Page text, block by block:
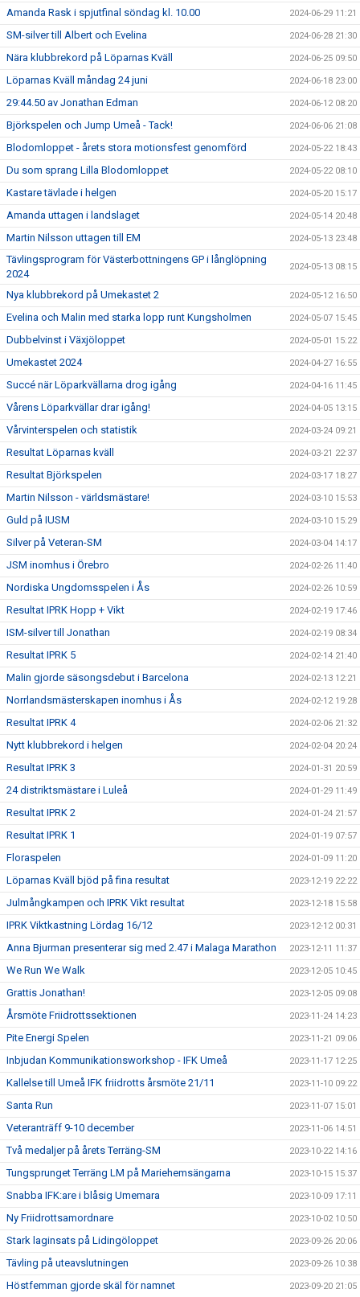
Amanda Rask i spjutfinal söndag kl. 10.00 2024-06-29 11:21
SM-silver till Albert och Evelina 2024-06-28 21:30
Nära klubbrekord på Löparnas Kväll 2024-06-25 09:50
Löparnas Kväll måndag 24 juni 2024-06-18 23:00
29:44.50 av Jonathan Edman 2024-06-12 08:20
Björkspelen och Jump Umeå - Tack! 2024-06-06 21:08
Blodomloppet - årets stora motionsfest genomförd 2024-05-22 18:43
Du som sprang Lilla Blodomloppet 2024-05-22 08:10
Kastare tävlade i helgen 2024-05-20 15:17
Amanda uttagen i landslaget 2024-05-14 20:48
Martin Nilsson uttagen till EM 2024-05-13 23:48
Tävlingsprogram för Västerbottningens GP i långlöpning
2024
2024-05-13 08:15
Nya klubbrekord på Umekastet 2 2024-05-12 16:50
Evelina och Malin med starka lopp runt Kungsholmen 2024-05-07 15:45
Dubbelvinst i Växjöloppet 2024-05-01 15:22
Umekastet 2024 2024-04-27 16:55
Succé när Löparkvällarna drog igång 2024-04-16 11:45
Vårens Löparkvällar drar igång! 2024-04-05 13:15
Vårvinterspelen och statistik 2024-03-24 09:21
Resultat Löparnas kväll 2024-03-21 22:37
Resultat Björkspelen 2024-03-17 18:27
Martin Nilsson - världsmästare! 2024-03-10 15:53
Guld på IUSM 2024-03-10 15:29
Silver på Veteran-SM 2024-03-04 14:17
JSM inomhus i Örebro 2024-02-26 11:40
Nordiska Ungdomsspelen i Ås 2024-02-26 10:59
Resultat IPRK Hopp + Vikt 2024-02-19 17:46
ISM-silver till Jonathan 2024-02-19 08:34
Resultat IPRK 5 2024-02-14 21:40
Malin gjorde säsongsdebut i Barcelona 2024-02-13 12:21
Norrlandsmästerskapen inomhus i Ås 2024-02-12 19:28
Resultat IPRK 4 2024-02-06 21:32
Nytt klubbrekord i helgen 2024-02-04 20:24
Resultat IPRK 3 2024-01-31 20:59
24 distriktsmästare i Luleå 2024-01-29 11:49
Resultat IPRK 2 2024-01-24 21:57
Resultat IPRK 1 2024-01-19 07:57
Floraspelen 2024-01-09 11:20
Löparnas Kväll bjöd på fina resultat 2023-12-19 22:22
Julmångkampen och IPRK Vikt resultat 2023-12-18 15:58
IPRK Viktkastning Lördag 16/12 2023-12-12 00:31
Anna Bjurman presenterar sig med 2.47 i Malaga Marathon 2023-12-11 11:37
We Run We Walk 2023-12-05 10:45
Grattis Jonathan! 2023-12-05 09:08
Årsmöte Friidrottssektionen 2023-11-24 14:23
Pite Energi Spelen 2023-11-21 09:06
Inbjudan Kommunikationsworkshop - IFK Umeå 2023-11-17 12:25
Kallelse till Umeå IFK friidrotts årsmöte 21/11 2023-11-10 09:22
Santa Run 2023-11-07 15:01
Veteranträff 9-10 december 2023-11-06 14:51
Två medaljer på årets Terräng-SM 2023-10-22 14:16
Tungsprunget Terräng LM på Mariehemsängarna 2023-10-15 15:37
Snabba IFK:are i blåsig Umemara 2023-10-09 17:11
Ny Friidrottsamordnare 2023-10-02 10:50
Stark laginsats på Lidingöloppet 2023-09-26 20:06
Tävling på uteavslutningen 2023-09-26 10:38
Höstfemman gjorde skäl för namnet 2023-09-20 21:05